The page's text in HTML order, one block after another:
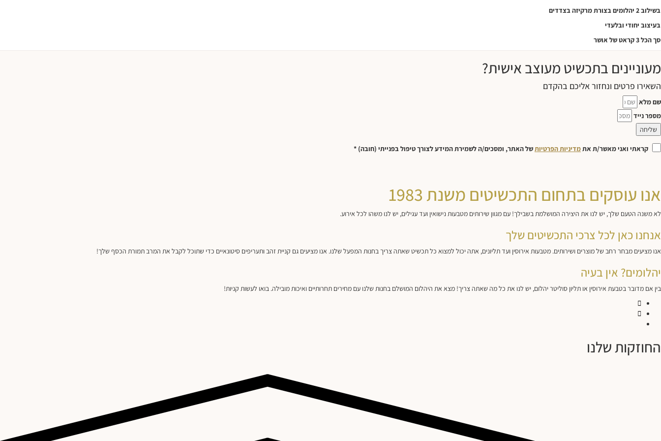
בשילוב 2 יהלומים בצורת מרקיזה בצדדים
בעיצוב יחודי ובלעדי
סך הכל 3 קראט של אושר
מעוניינים בתכשיט מעוצב אישית?
השאירו פרטים ונחזור אליכם בהקדם
שם מלא
מספר נייד
שליחה
קראתי ואני מאשר/ת אתמדיניות הפרטיותשל האתר, ומסכים/ה לשמירת המידע לצורך טיפול בפנייתי (חובה) *
אנו עוסקים בתחום התכשיטים משנת 1983
לא משנה הטעם שלך, יש לנו את היצירה המושלמת בשבילך! עם מגוון שירותים מטבעות נישואין ועד עגילים, יש לנו משהו לכל אירוע.
אנחנו כאן לכל צרכי התכשיטים שלך
אנו מציעים מבחר רחב של מוצרים ושירותים. מטבעות אירוסין ועד תליונים, אתה יכול למצוא כל תכשיט שאתה צריך בחנות המפעל שלנו. אנו מציעים גם קניית זהב ותעריפים סיטונאיים כדי שתוכל לקבל את המרב תמורת הכסף שלך!
יהלומים? אין בעיה
בין אם מדובר בטבעת אירוסין או תליון סוליטר יהלום, יש לנו את כל מה שאתה צריך! מצא את היהלום המושלם בחנות שלנו עם מחירים תחרותיים ואיכות מובילה. בואו לעשות קניות!
החוזקות שלנו